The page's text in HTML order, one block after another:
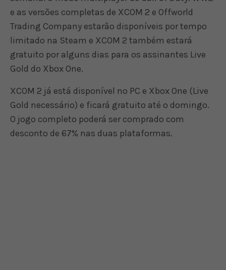
e as versões completas de XCOM 2 e Offworld
Trading Company estarão disponíveis por tempo
limitado na Steam e XCOM 2 também estará
gratuito por alguns dias para os assinantes Live
Gold do Xbox One.
XCOM 2 já está disponível no PC e Xbox One (Live
Gold necessário) e ficará gratuito até o domingo.
O jogo completo poderá ser comprado com
desconto de 67% nas duas plataformas.